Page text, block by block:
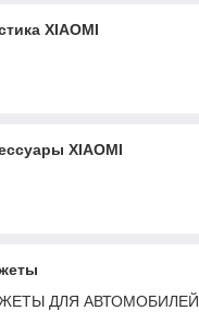
XIAOMI
XIAOMI
ДЛЯ АВТОМОБИЛЕЙ